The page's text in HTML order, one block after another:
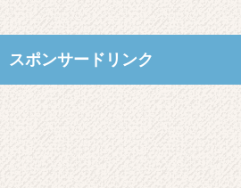
スポンサードリンク